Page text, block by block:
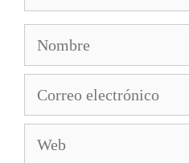
electrónico